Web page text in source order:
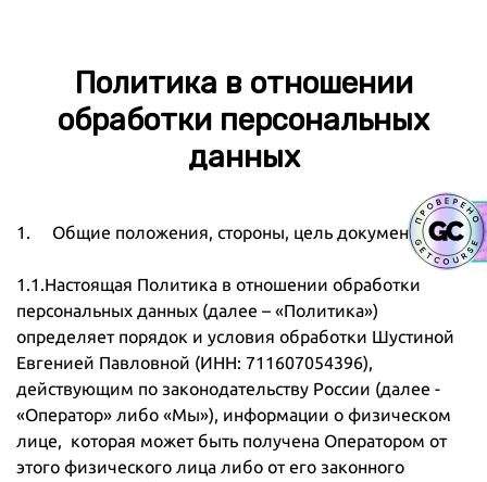
Политика в отношении
обработки персональных
данных
1. Общие положения, стороны, цель документа
1.1.Настоящая Политика в отношении обработки
персональных данных (далее – «Политика»)
определяет порядок и условия обработки Шустиной
Евгенией Павловной (ИНН: 711607054396),
действующим по законодательству России (далее -
«Оператор» либо «Мы»), информации о физическом
лице, которая может быть получена Оператором от
этого физического лица либо от его законного